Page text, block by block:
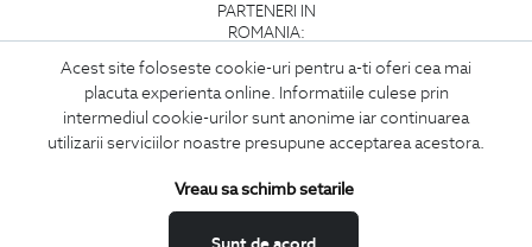
Acest site foloseste cookie-uri pentru a-ti oferi cea mai
placuta experienta online. Informatiile culese prin
intermediul cookie-urilor sunt anonime iar continuarea
utilizarii serviciilor noastre presupune acceptarea acestora.
Vreau sa schimb setarile
PARTENERI IN
ROMANIA: